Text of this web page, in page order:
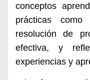
conceptos
prácticas
resolución de
efectiva, y
experiencias y